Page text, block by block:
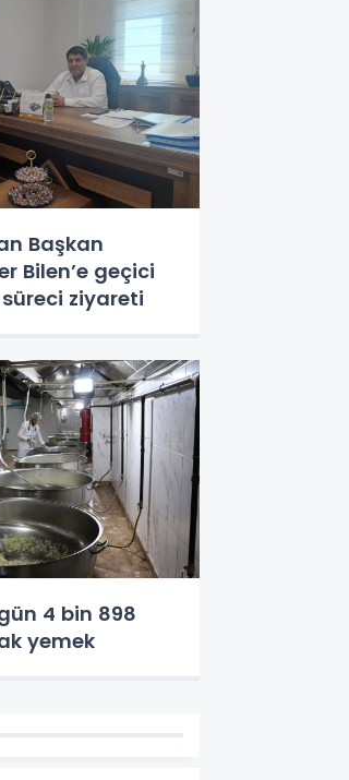
Başkan
Bilen’e geçici
ziyareti
4 bin 898
yemek